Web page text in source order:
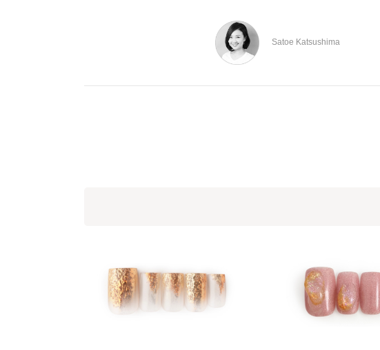
Satoe Katsushima